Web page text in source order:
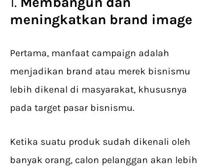
meningkatkan brand image
Pertama, manfaat campaign adalah
menjadikan brand atau merek bisnismu
lebih dikenal di masyarakat, khususnya
pada target pasar bisnismu.
Ketika suatu produk sudah dikenali oleh
banyak orang, calon pelanggan akan lebih